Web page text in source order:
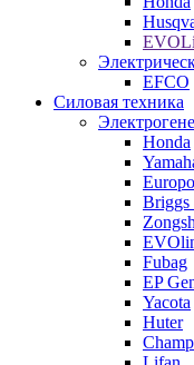
EFCO
Силовая техника
Honda
Briggs
Fubag
EP
Yacota
Huter